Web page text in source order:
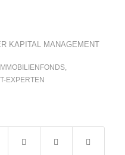
KAPITAL MANAGEMENT
IMMOBILIENFONDS,
EXPERTEN